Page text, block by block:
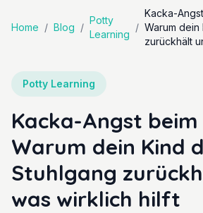
Home / Blog /
Potty
Learning
/
Kacka-
Warum dein
zurückhält
Potty Learning
Kacka-Angst beim
Warum dein Kind
Stuhlgang
was wirklich hilft